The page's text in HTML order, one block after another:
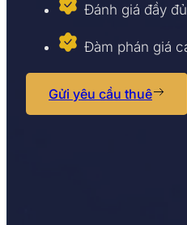
Đánh giá đầy
Đàm phán giá
Gửi yêu cầu thuê